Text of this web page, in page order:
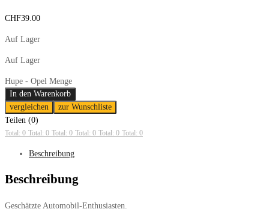
CHF39.00
Auf Lager
Auf Lager
Hupe - Opel Menge
In den Warenkorb
vergleichen
zur Wunschliste
Teilen (0)
Total: 0 Total: 0 Total: 0 Total: 0 Total: 0 Total: 0
Beschreibung
Beschreibung
Geschätzte Automobil-Enthusiasten.